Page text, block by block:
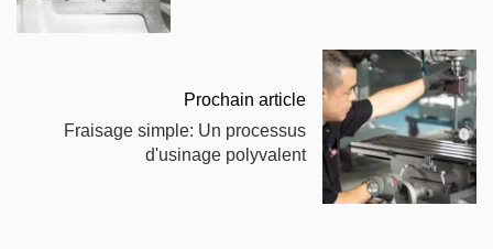
Prochain article
Fraisage simple: Un processus
d'usinage polyvalent